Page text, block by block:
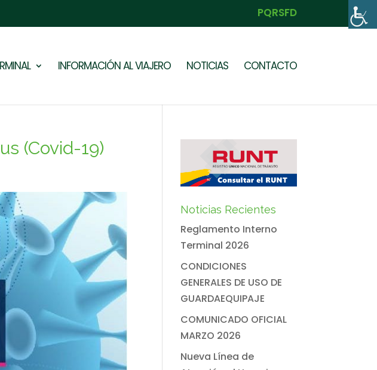
PQRSFD
INFORMACIÓN AL VIAJERO NOTICIAS CONTACTO
(Covid-19)
Noticias Recientes
Reglamento Interno
Terminal 2026
CONDICIONES
GENERALES DE USO DE
GUARDAEQUIPAJE
COMUNICADO OFICIAL
MARZO 2026
Nueva Línea de